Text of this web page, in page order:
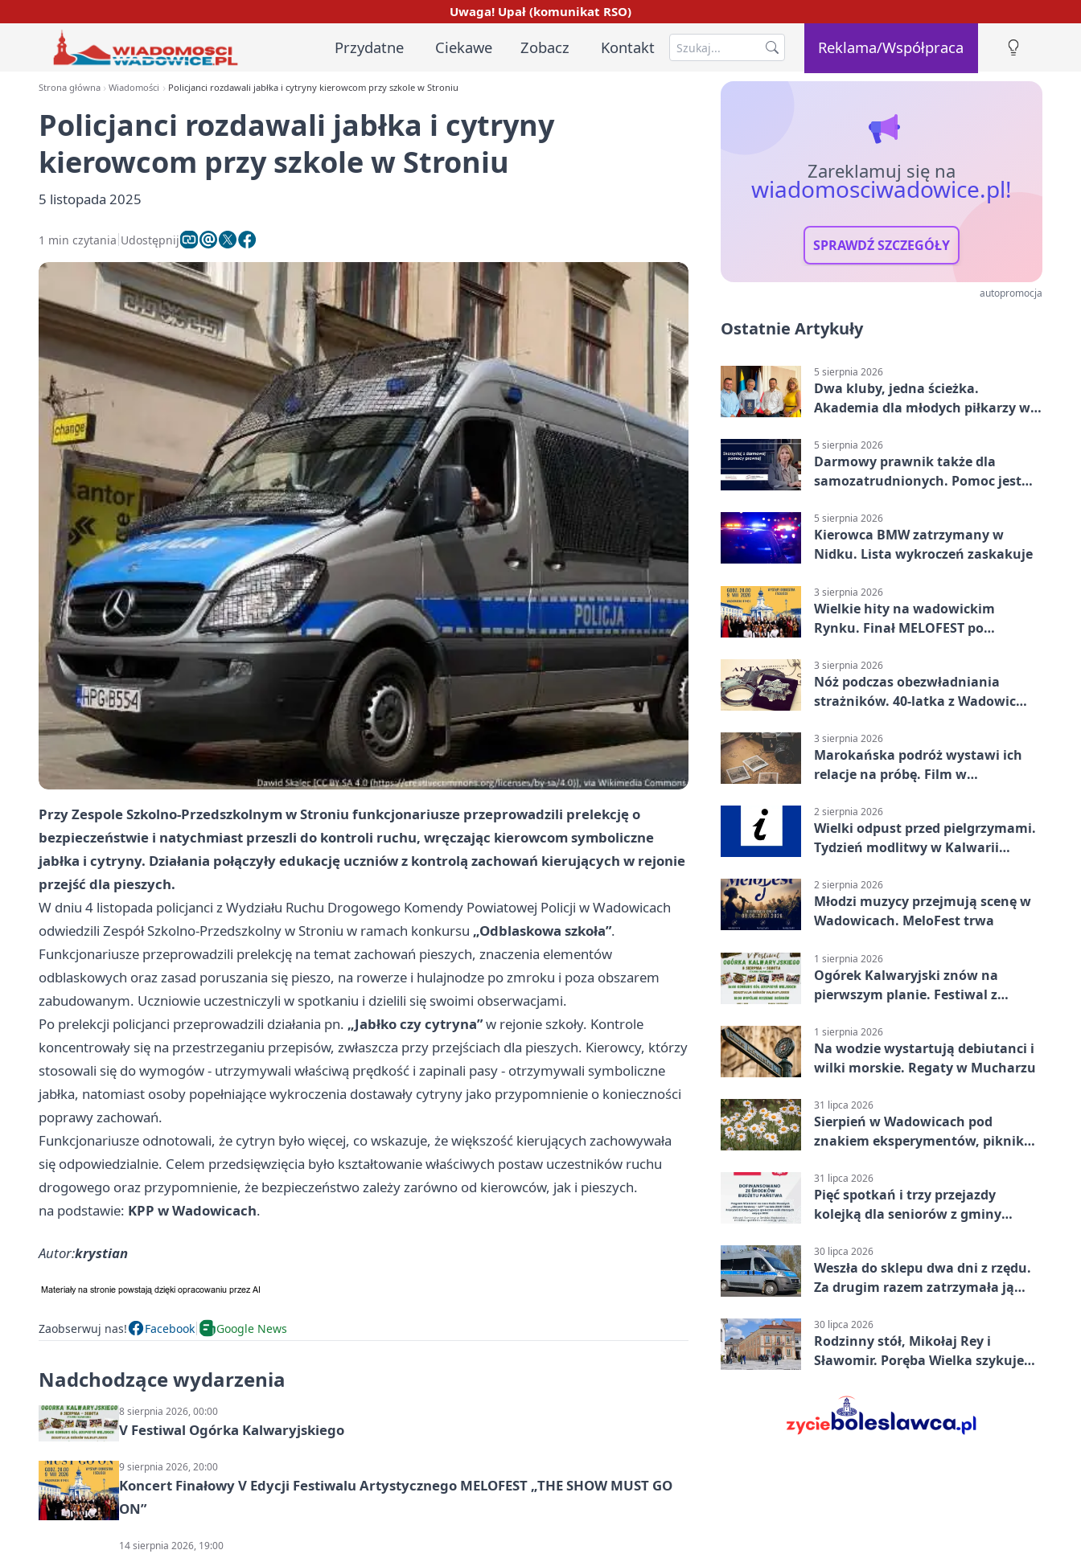
Uwaga! Upał (komunikat RSO)
Przydatne Ciekawe Zobacz Kontakt Reklama/Współpraca
Strona główna Wiadomości Policjanci rozdawali jabłka i cytryny kierowcom przy szkole w Stroniu
Policjanci rozdawali jabłka i cytryny
kierowcom przy szkole w Stroniu
5 listopada 2025
1 min czytania Udostępnij
Przy Zespole Szkolno-Przedszkolnym w Stroniu funkcjonariusze przeprowadzili prelekcję o
bezpieczeństwie i natychmiast przeszli do kontroli ruchu, wręczając kierowcom symboliczne
jabłka i cytryny. Działania połączyły edukację uczniów z kontrolą zachowań kierujących w rejonie
przejść dla pieszych.
W dniu 4 listopada policjanci z Wydziału Ruchu Drogowego Komendy Powiatowej Policji w Wadowicach
odwiedzili Zespół Szkolno-Przedszkolny w Stroniu w ramach konkursu „Odblaskowa szkoła”.
Funkcjonariusze przeprowadzili prelekcję na temat zachowań pieszych, znaczenia elementów
odblaskowych oraz zasad poruszania się pieszo, na rowerze i hulajnodze po zmroku i poza obszarem
zabudowanym. Uczniowie uczestniczyli w spotkaniu i dzielili się swoimi obserwacjami.
Po prelekcji policjanci przeprowadzili działania pn. „Jabłko czy cytryna”w rejonie szkoły. Kontrole
koncentrowały się na przestrzeganiu przepisów, zwłaszcza przy przejściach dla pieszych. Kierowcy, którzy
stosowali się do wymogów - utrzymywali właściwą prędkość i zapinali pasy - otrzymywali symboliczne
jabłka, natomiast osoby popełniające wykroczenia dostawały cytryny jako przypomnienie o konieczności
poprawy zachowań.
Funkcjonariusze odnotowali, że cytryn było więcej, co wskazuje, że większość kierujących zachowywała
się odpowiedzialnie. Celem przedsięwzięcia było kształtowanie właściwych postaw uczestników ruchu
drogowego oraz przypomnienie, że bezpieczeństwo zależy zarówno od kierowców, jak i pieszych.
na podstawie: KPP w Wadowicach.
Autor:krystian
Zaobserwuj nas! Facebook Google News
Nadchodzące wydarzenia
8 sierpnia 2026, 00:00
V Festiwal Ogórka Kalwaryjskiego
9 sierpnia 2026, 20:00
Koncert Finałowy V Edycji Festiwalu Artystycznego MELOFEST „THE SHOW MUST GO
ON”
14 sierpnia 2026, 19:00
Zareklamuj się na
wiadomosciwadowice.pl!
SPRAWDŹ SZCZEGÓŁY
autopromocja
Ostatnie Artykuły
5 sierpnia 2026
Dwa kluby, jedna ścieżka.
Akademia dla młodych piłkarzy w
5 sierpnia 2026
Darmowy prawnik także dla
samozatrudnionych. Pomoc jest
5 sierpnia 2026
Kierowca BMW zatrzymany w
Nidku. Lista wykroczeń zaskakuje
3 sierpnia 2026
Wielkie hity na wadowickim
Rynku. Finał MELOFEST po
3 sierpnia 2026
Nóż podczas obezwładniania
strażników. 40-latka z Wadowic
3 sierpnia 2026
Marokańska podróż wystawi ich
relacje na próbę. Film w
2 sierpnia 2026
Wielki odpust przed pielgrzymami.
Tydzień modlitwy w Kalwarii
2 sierpnia 2026
Młodzi muzycy przejmują scenę w
Wadowicach. MeloFest trwa
1 sierpnia 2026
Ogórek Kalwaryjski znów na
pierwszym planie. Festiwal z
1 sierpnia 2026
Na wodzie wystartują debiutanci i
wilki morskie. Regaty w Mucharzu
31 lipca 2026
Sierpień w Wadowicach pod
znakiem eksperymentów, pikniku i
31 lipca 2026
Pięć spotkań i trzy przejazdy
kolejką dla seniorów z gminy
30 lipca 2026
Weszła do sklepu dwa dni z rzędu.
Za drugim razem zatrzymała ją
30 lipca 2026
Rodzinny stół, Mikołaj Rey i
Sławomir. Poręba Wielka szykuje